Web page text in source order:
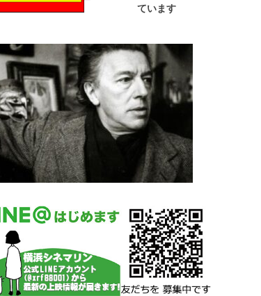
ています